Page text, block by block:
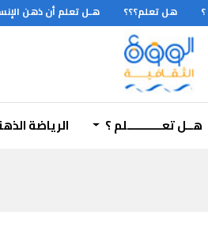
هل تعلم؟؟؟ هـل تعلم أن ذهن
هــل تعـــــــــــلم ؟ الرياضة